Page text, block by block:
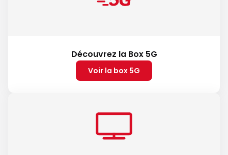
Découvrez la Box 5G
Voir la box 5G